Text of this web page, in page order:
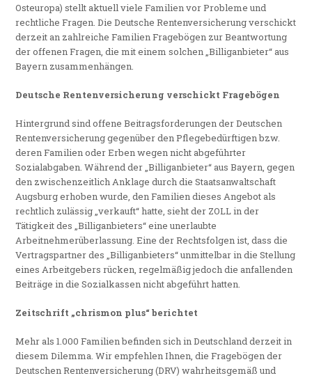
Osteuropa) stellt aktuell viele Familien vor Probleme und
rechtliche Fragen. Die Deutsche Rentenversicherung verschickt
derzeit an zahlreiche Familien Fragebögen zur Beantwortung
der offenen Fragen, die mit einem solchen „Billiganbieter“ aus
Bayern zusammenhängen.
Deutsche Rentenversicherung verschickt Fragebögen
Hintergrund sind offene Beitragsforderungen der Deutschen
Rentenversicherung gegenüber den Pflegebedürftigen bzw.
deren Familien oder Erben wegen nicht abgeführter
Sozialabgaben. Während der „Billiganbieter“ aus Bayern, gegen
den zwischenzeitlich Anklage durch die Staatsanwaltschaft
Augsburg erhoben wurde, den Familien dieses Angebot als
rechtlich zulässig „verkauft“ hatte, sieht der ZOLL in der
Tätigkeit des „Billiganbieters“ eine unerlaubte
Arbeitnehmerüberlassung. Eine der Rechtsfolgen ist, dass die
Vertragspartner des „Billiganbieters“ unmittelbar in die Stellung
eines Arbeitgebers rücken, regelmäßig jedoch die anfallenden
Beiträge in die Sozialkassen nicht abgeführt hatten.
Zeitschrift „chrismon plus“ berichtet
Mehr als 1.000 Familien befinden sich in Deutschland derzeit in
diesem Dilemma. Wir empfehlen Ihnen, die Fragebögen der
Deutschen Rentenversicherung (DRV) wahrheitsgemäß und